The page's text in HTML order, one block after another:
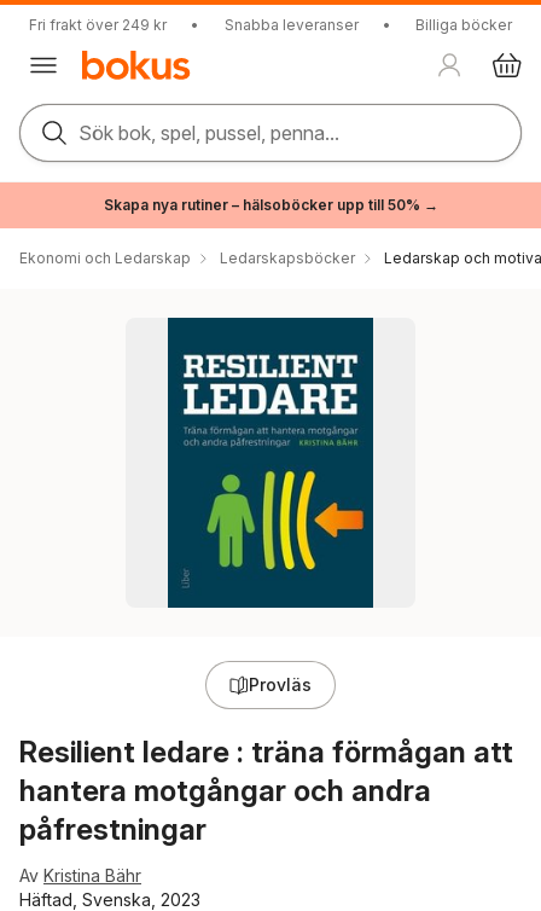
Fri frakt över 249 kr • Snabba leveranser • Billiga böcker
Sök bok, spel, pussel, penna...
Skapa nya rutiner – hälsoböcker upp till 50% →
Ekonomi och Ledarskap Ledarskapsböcker Ledarskap och
Provläs
Resilient ledare : träna förmågan att
hantera motgångar och andra
påfrestningar
Av Kristina Bähr
Häftad, Svenska, 2023